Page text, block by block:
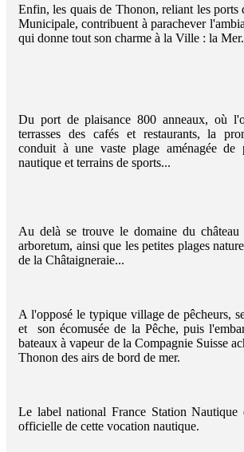
Enfin, les quais de Thonon, reliant les ports
Municipale, contribuent à parachever
qui donne tout son charme à la Ville : la
Du port de plaisance 800 anneaux, où
terrasses des cafés et restaurants, la
conduit à une vaste plage aménagée de
nautique et terrains de sports...
Au delà se trouve le domaine du
arboretum, ainsi que les petites plages
de la Châtaigneraie...
A l'opposé le typique village de pêcheurs,
et son écomusée de la Pêche, puis
bateaux à vapeur de la Compagnie Suisse
Thonon des airs de bord de mer.
Le label national France Station Nautique
officielle de cette vocation nautique.